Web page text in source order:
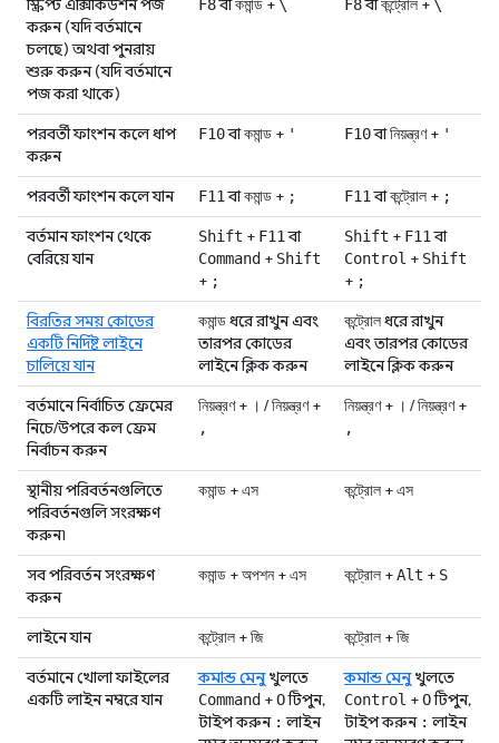
স্ক্রিপ্ট এক্সিকিউশন পজ
করুন (যদি বর্তমানে
চলছে) অথবা পুনরায়
শুরু করুন (যদি বর্তমানে
পজ করা থাকে)
F8বাকমান্ড + \ F8বাকন্ট্রোল + \
পরবর্তী ফাংশন কলে ধাপ
করুন
F10বাকমান্ড + ' F10বানিয়ন্ত্রণ+ '
পরবর্তী ফাংশন কলে যান F11 বাকমান্ড + ; F11 বাকন্ট্রোল + ;
বর্তমান ফাংশন থেকে
বেরিয়ে যান
Shift + F11 বা
Command + Shift
+ ;
Shift + F11 বা
Control + Shift
+ ;
বিরতির সময় কোডের
একটি নির্দিষ্ট লাইনে
চালিয়ে যান
কমান্ডধরে রাখুন এবং
তারপর কোডের
লাইনে ক্লিক করুন
কন্ট্রোলধরে রাখুন
এবং তারপর কোডের
লাইনে ক্লিক করুন
বর্তমানে নির্বাচিত ফ্রেমের
নিচে/উপরে কল ফ্রেম
নির্বাচন করুন
নিয়ন্ত্রণ+ । /নিয়ন্ত্রণ+
,
নিয়ন্ত্রণ+ । /নিয়ন্ত্রণ+
,
স্থানীয় পরিবর্তনগুলিতে
পরিবর্তনগুলি সংরক্ষণ
করুন৷
কমান্ড +এস কন্ট্রোল +এস
সব পরিবর্তন সংরক্ষণ
করুন
কমান্ড +অপশন+এস কন্ট্রোল +Alt + S
লাইনে যান কন্ট্রোল +জি কন্ট্রোল +জি
বর্তমানে খোলা ফাইলের
একটি লাইন নম্বরে যান
কমান্ড মেনুখুলতে
Command +Oটিপুন,
টাইপ করুন : লাইন
কমান্ড মেনুখুলতে
Control +Oটিপুন,
টাইপ করুন : লাইন